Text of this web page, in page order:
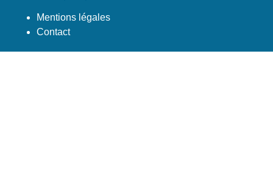
Mentions légales
Contact